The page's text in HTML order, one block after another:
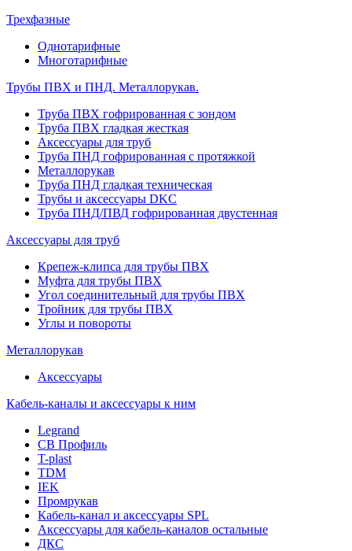
Трехфазные
Однотарифные
Многотарифные
Трубы ПВХ и ПНД. Металлорукав.
Труба ПВХ гофрированная с зондом
Труба ПВХ гладкая жесткая
Аксессуары для труб
Труба ПНД гофрированная с протяжкой
Металлорукав
Труба ПНД гладкая техническая
Трубы и аксессуары DKC
Труба ПНД/ПВД гофрированная двустенная
Аксессуары для труб
Крепеж-клипса для трубы ПВХ
Муфта для трубы ПВХ
Угол соединительный для трубы ПВХ
Тройник для трубы ПВХ
Углы и повороты
Металлорукав
Аксессуары
Кабель-каналы и аксессуары к ним
Legrand
СВ Профиль
T-plast
TDM
IEK
Промрукав
Кабель-канал и аксессуары SPL
Аксессуары для кабель-каналов остальные
ДКС